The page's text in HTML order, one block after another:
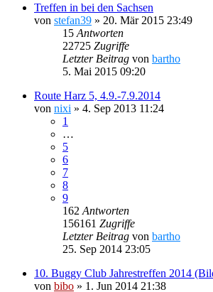
Treffen in bei den Sachsen
von stefan39 » 20. Mär 2015 23:49
15 Antworten
22725 Zugriffe
Letzter Beitrag von bartho
5. Mai 2015 09:20
Route Harz 5, 4.9.-7.9.2014
von nixi » 4. Sep 2013 11:24
1
…
5
6
7
8
9
162 Antworten
156161 Zugriffe
Letzter Beitrag von bartho
25. Sep 2014 23:05
10. Buggy Club Jahrestreffen 2014
von bibo » 1. Jun 2014 21:38